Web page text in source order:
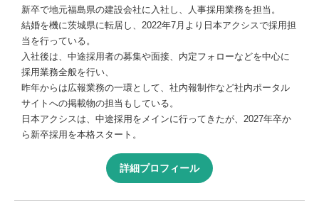
新卒で地元福島県の建設会社に入社し、人事採用業務を担当。
結婚を機に茨城県に転居し、2022年7月より日本アクシスで採用担
当を行っている。
入社後は、中途採用者の募集や面接、内定フォローなどを中心に
採用業務全般を行い、
昨年からは広報業務の一環として、社内報制作など社内ポータル
サイトへの掲載物の担当もしている。
日本アクシスは、中途採用をメインに行ってきたが、2027年卒か
ら新卒採用を本格スタート。
詳細プロフィール